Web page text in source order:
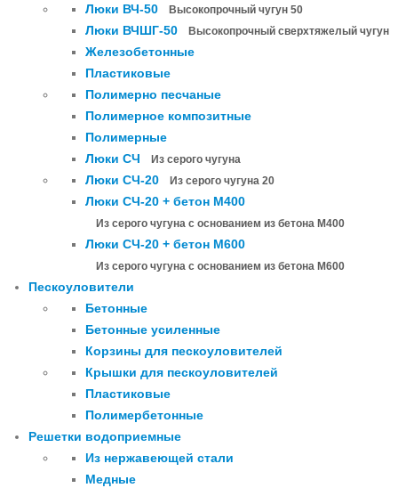
Люки ВЧ-50
Высокопрочный чугун 50
Люки ВЧШГ-50 Высокопрочный сверхтяжелый чугун
Железобетонные
Пластиковые
Полимерно песчаные
Полимерное композитные
Полимерные
Люки СЧ
Из серого чугуна
Люки СЧ-20 Из серого чугуна 20
Люки СЧ-20 + бетон М400
Из серого чугуна с основанием из бетона М400
Люки СЧ-20 + бетон М600
Из серого чугуна с основанием из бетона М600
Пескоуловители
Бетонные
Бетонные усиленные
Корзины для пескоуловителей
Крышки для пескоуловителей
Пластиковые
Полимербетонные
Решетки водоприемные
Из нержавеющей стали
Медные